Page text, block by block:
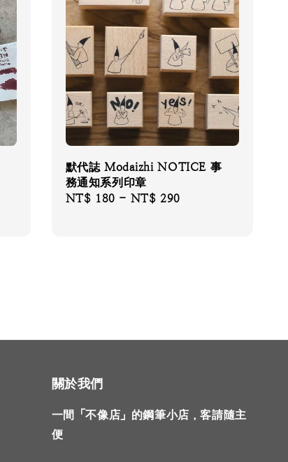
默代誌 Modaizhi NOTICE 事
務通知系列印章
Regular
NT$ 180 - NT$ 290
關於我們
一間「不像店」的鋼筆小店，客請隨主
便